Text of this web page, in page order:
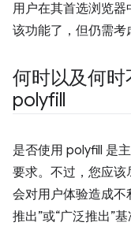
用户在其首选浏览
该功能了，但仍需考
何时以及何
polyfill
是否使用 polyfill 是
要求。不过，您应
会对用户体验造成不
推出”或“广泛推出”